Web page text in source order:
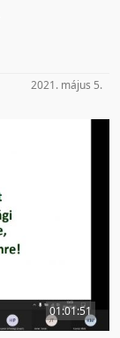
2021. május 5.
01:01:51